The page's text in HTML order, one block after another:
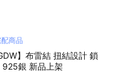
商品
】布雷結 扭結設計 鎖
925銀 新品上架